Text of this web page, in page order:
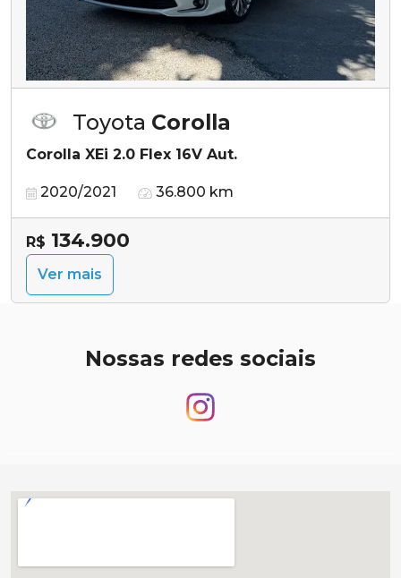
Toyota Corolla
Corolla XEi 2.0 Flex 16V Aut.
2020/2021 36.800 km
R$ 134.900
Ver mais
Nossas redes sociais